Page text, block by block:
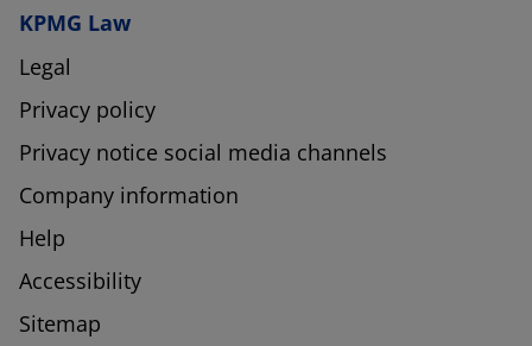
KPMG Law
Legal
Privacy policy
Privacy notice social media channels
Company information
Help
Accessibility
Sitemap